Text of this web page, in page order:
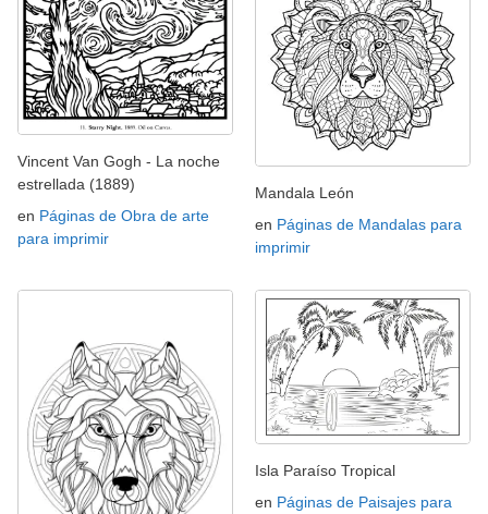
Vincent Van Gogh - La noche
estrellada (1889)
en Páginas de Obra de arte
para imprimir
Mandala León
en Páginas de Mandalas para
imprimir
Isla Paraíso Tropical
en Páginas de Paisajes para